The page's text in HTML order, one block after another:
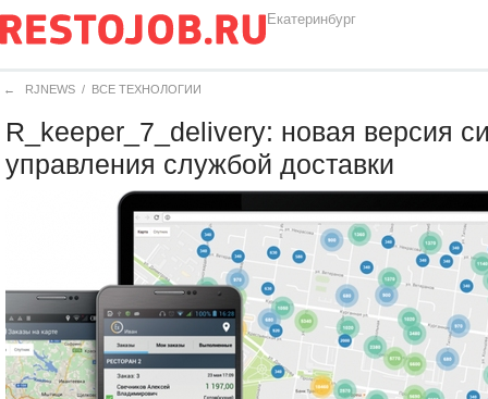
Екатеринбург
← RJNEWS / ВСЕ ТЕХНОЛОГИИ
R_keeper_7_delivery: новая версия
управления службой доставки